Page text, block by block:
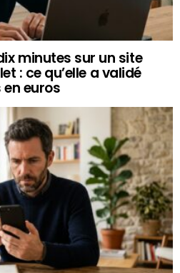
minutes sur un site
: ce qu’elle a validé
euros